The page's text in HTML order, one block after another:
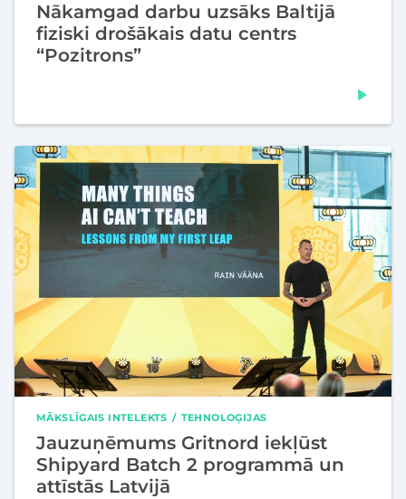
Nākamgad darbu uzsāks Baltijā
fiziski drošākais datu centrs
“Pozitrons”
MĀKSLĪGAIS INTELEKTS TEHNOLOĢIJAS
Jauzuņēmums Gritnord iekļūst
Shipyard Batch 2 programmā un
attīstās Latvijā